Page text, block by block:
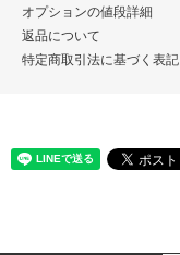
オプションの値段詳細
返品について
特定商取引法に基づく表記